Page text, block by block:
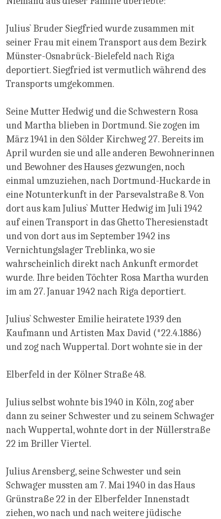
Julius` Bruder Siegfried wurde zusammen mit
seiner Frau mit einem Transport aus dem Bezirk
Münster-Osnabrück-Bielefeld nach Riga
deportiert. Siegfried ist vermutlich während des
Transports umgekommen.
Seine Mutter Hedwig und die Schwestern Rosa
und Martha blieben in Dortmund. Sie zogen im
März 1941 in den Sölder Kirchweg 27. Bereits im
April wurden sie und alle anderen Bewohnerinnen
und Bewohner des Hauses gezwungen, noch
einmal umzuziehen, nach Dortmund-Huckarde in
eine Notunterkunft in der Parsevalstraße 8. Von
dort aus kam Julius` Mutter Hedwig im Juli 1942
auf einen Transport in das Ghetto Theresienstadt
und von dort aus im September 1942 ins
Vernichtungslager Treblinka, wo sie
wahrscheinlich direkt nach Ankunft ermordet
wurde. Ihre beiden Töchter Rosa Martha wurden
im am 27. Januar 1942 nach Riga deportiert.
Julius` Schwester Emilie heiratete 1939 den
Kaufmann und Artisten Max David (*22.4.1886)
und zog nach Wuppertal. Dort wohnte sie in der
Elberfeld in der Kölner Straße 48.
Julius selbst wohnte bis 1940 in Köln, zog aber
dann zu seiner Schwester und zu seinem Schwager
nach Wuppertal, wohnte dort in der Nüllerstraße
22 im Briller Viertel.
Julius Arensberg, seine Schwester und sein
Schwager mussten am 7. Mai 1940 in das Haus
Grünstraße 22 in der Elberfelder Innenstadt
ziehen, wo nach und nach weitere jüdische